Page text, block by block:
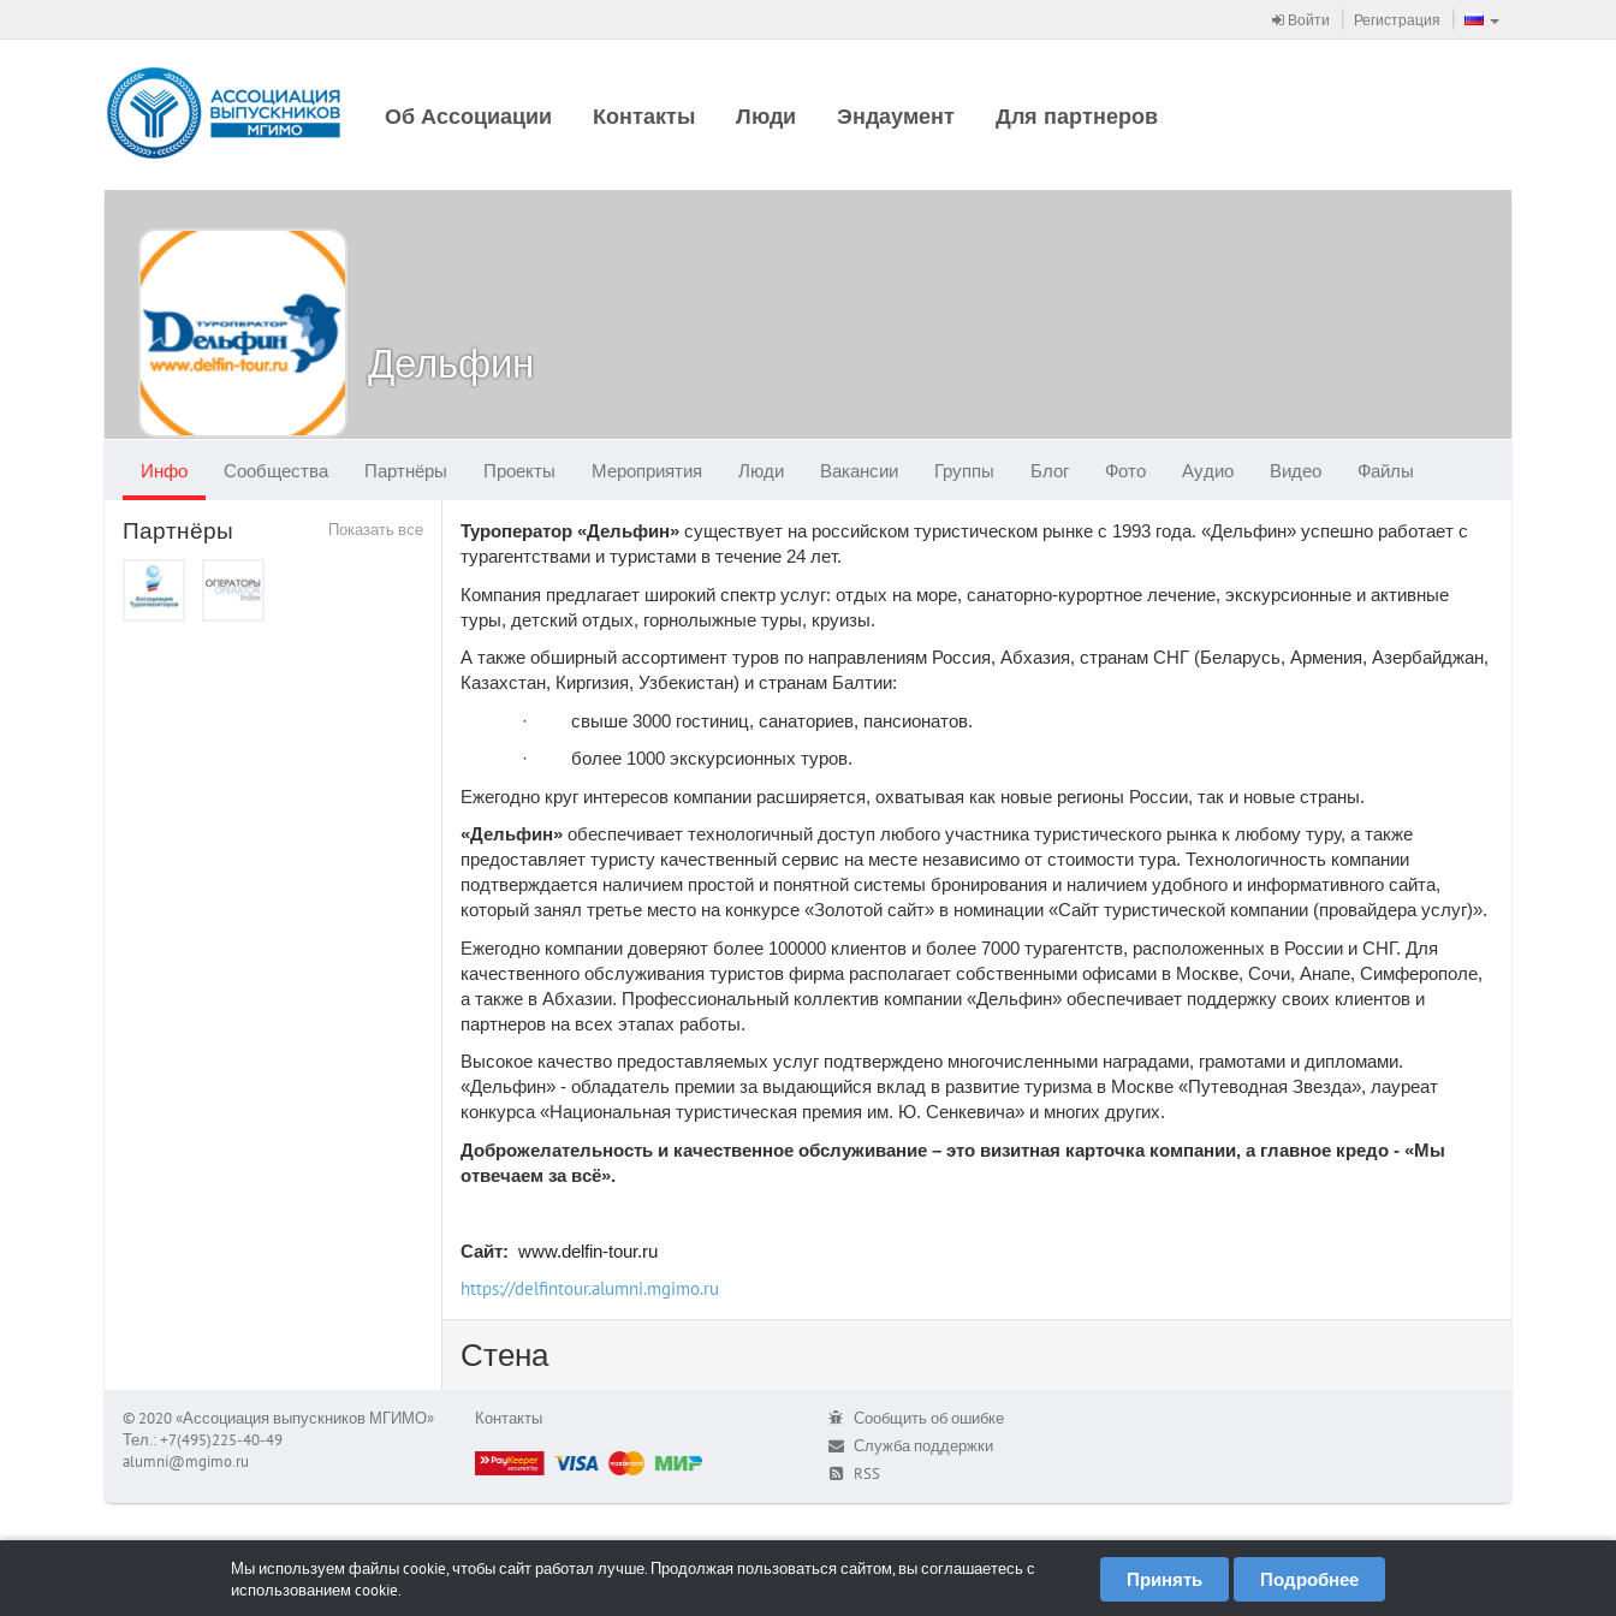
Войти Регистрация
Об Ассоциации Контакты Люди Эндаумент Для партнеров
Дельфин
Инфо Сообщества Партнёры Проекты Мероприятия Люди Вакансии Группы Блог Фото Аудио Видео Файлы
Показать все
Партнёры Туроператор «Дельфин» существует на российском туристическом рынке с 1993 года. «Дельфин» успешно работает с
турагентствами и туристами в течение 24 лет.
Компания предлагает широкий спектр услуг: отдых на море, санаторно-курортное лечение, экскурсионные и активные
туры, детский отдых, горнолыжные туры, круизы.
А также обширный ассортимент туров по направлениям Россия, Абхазия, странам СНГ (Беларусь, Армения, Азербайджан,
Казахстан, Киргизия, Узбекистан) и странам Балтии:
· свыше 3000 гостиниц, санаториев, пансионатов.
· более 1000 экскурсионных туров.
Ежегодно круг интересов компании расширяется, охватывая как новые регионы России, так и новые страны.
«Дельфин» обеспечивает технологичный доступ любого участника туристического рынка к любому туру, а также
предоставляет туристу качественный сервис на месте независимо от стоимости тура. Технологичность компании
подтверждается наличием простой и понятной системы бронирования и наличием удобного и информативного сайта,
который занял третье место на конкурсе «Золотой сайт» в номинации «Сайт туристической компании (провайдера услуг)».
Ежегодно компании доверяют более 100000 клиентов и более 7000 турагентств, расположенных в России и СНГ. Для
качественного обслуживания туристов фирма располагает собственными офисами в Москве, Сочи, Анапе, Симферополе,
а также в Абхазии. Профессиональный коллектив компании «Дельфин» обеспечивает поддержку своих клиентов и
партнеров на всех этапах работы.
Высокое качество предоставляемых услуг подтверждено многочисленными наградами, грамотами и дипломами.
«Дельфин» - обладатель премии за выдающийся вклад в развитие туризма в Москве «Путеводная Звезда», лауреат
конкурса «Национальная туристическая премия им. Ю. Сенкевича» и многих других.
Доброжелательность и качественное обслуживание – это визитная карточка компании, а главное кредо - «Мы
отвечаем за всё».
Сайт: www.delfin-tour.ru
https://delfintour.alumni.mgimo.ru
Стена
© 2020 «Ассоциация выпускников МГИМО»
Тел.: +7(495)225-40-49
alumni@mgimo.ru
Контакты
Сообщить об ошибке
Служба поддержки
RSS
Мы используем файлы cookie, чтобы сайт работал лучше. Продолжая пользоваться сайтом, вы соглашаетесь с
использованием cookie.
Принять Подробнее